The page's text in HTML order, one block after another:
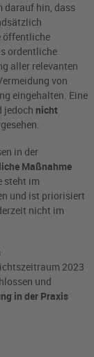
darauf hin, dass
öffentliche
ordentliche
aller relevanten
von
eingehalten. Eine
jedoch nicht
in der
Maßnahme
steht im
und ist priorisiert
nicht im
2023
und
in der Praxis